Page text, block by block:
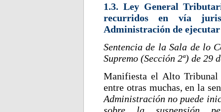
1.3. Ley General
recurridos en vía
Administración de
Sentencia de la Sala de lo
Supremo (Sección 2ª) de 29
Manifiesta el Alto Tribunal
entre otras muchas, en la
Administración no puede